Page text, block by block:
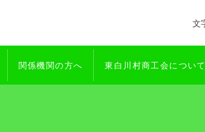
文
関係機関の方へ 東白川村商工会について